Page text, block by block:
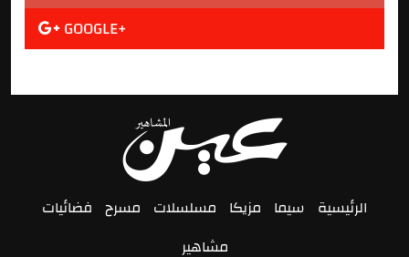
GOOGLE+
الرئيسية سيما مزيكا مسلسلات مسرح فضائيات
مشاهير